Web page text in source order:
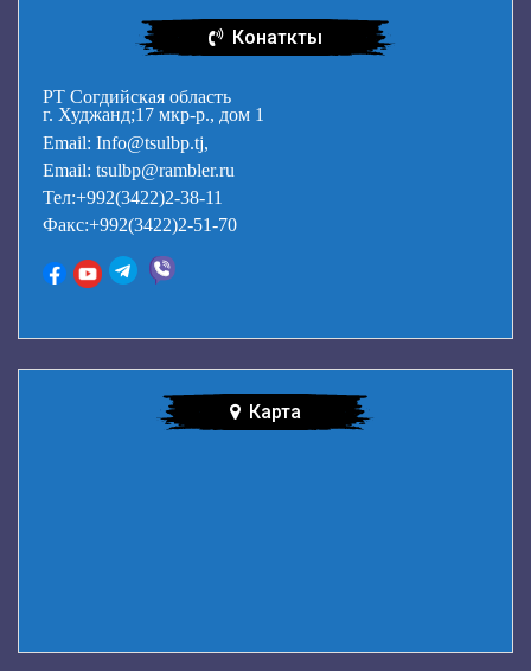
Конаткты
РТ Согдийская область
г. Худжанд;17 мкр-р., дом 1
Email: Info@tsulbp.tj,
Email: tsulbp@rambler.ru
Тел:+992(3422)2-38-11
Факс:+992(3422)2-51-70
Карта